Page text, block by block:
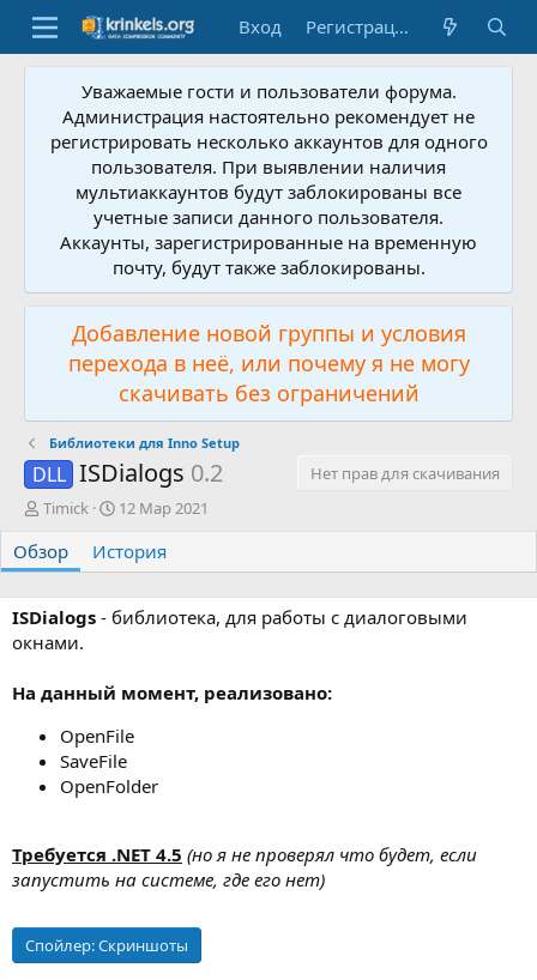
Вход Регистрация
Уважаемые гости и пользователи форума.
Администрация настоятельно рекомендует не
регистрировать несколько аккаунтов для одного
пользователя. При выявлении наличия
мультиаккаунтов будут заблокированы все
учетные записи данного пользователя.
Аккаунты, зарегистрированные на временную
почту, будут также заблокированы.
Добавление новой группы и условия
перехода в неё, или почему я не могу
скачивать без ограничений
Библиотеки для Inno Setup
DLL ISDialogs 0.2
Нет прав для скачивания
А
т
о
р
Timick
Д
т
а
с
о
н
я
12 Мар 2021
Обзор История
ISDialogs - библиотека, для работы с диалоговыми
окнами.
На данный момент, реализовано:
OpenFile
SaveFile
OpenFolder
Требуется .NET 4.5 (но я не проверял что будет, если
запустить на системе, где его нет)
Спойлер:Скриншоты